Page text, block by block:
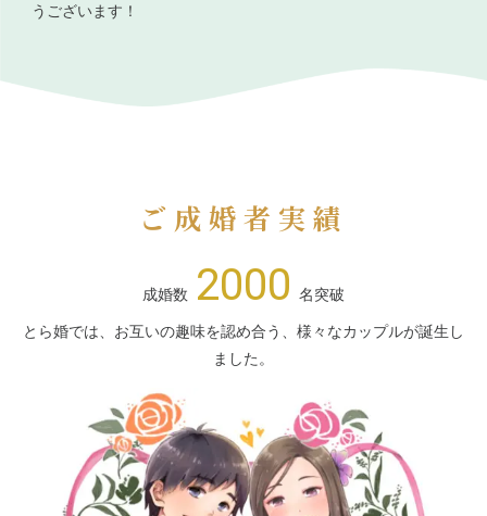
うございます！
ご成婚者実績
成婚数 2000 名突破
とら婚では、お互いの趣味を認め合う、様々なカップルが誕生し
ました。